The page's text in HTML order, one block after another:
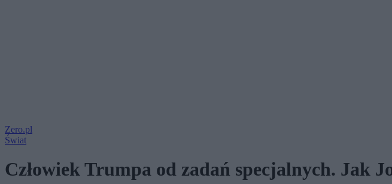
Zero.pl
Świat
Człowiek Trumpa od zadań specjalnych. Jak